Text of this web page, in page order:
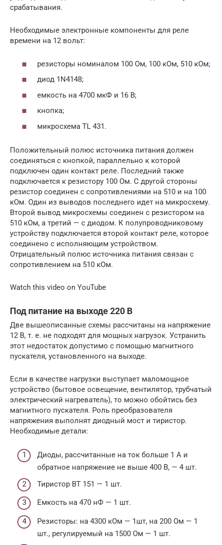
срабатывания.
Необходимые электронные компоненты для реле
времени на 12 вольт:
резисторы номиналом 100 Ом, 100 кОм, 510 кОм;
диод 1N4148;
емкость на 4700 мкФ и 16 В;
кнопка;
микросхема TL 431.
Положительный полюс источника питания должен
соединяться с кнопкой, параллельно к которой
подключен один контакт реле. Последний также
подключается к резистору 100 Ом. С другой стороны
резистор соединен с сопротивлениями на 510 и на 100
кОм. Один из выводов последнего идет на микросхему.
Второй вывод микросхемы соединен с резистором на
510 кОм, а третий — с диодом. К полупроводниковому
устройству подключается второй контакт реле, которое
соединено с исполняющим устройством.
Отрицательный полюс источника питания связан с
сопротивлением на 510 кОм.
Watch this video on YouTube
Под питание на выходе 220 В
Две вышеописанные схемы рассчитаны на напряжение
12 В, т. е. не подходят для мощных нагрузок. Устранить
этот недостаток допустимо с помощью магнитного
пускателя, установленного на выходе.
Если в качестве нагрузки выступает маломощное
устройство (бытовое освещение, вентилятор, трубчатый
электрический нагреватель), то можно обойтись без
магнитного пускателя. Роль преобразователя
напряжения выполнят диодный мост и тиристор.
Необходимые детали:
Диоды, рассчитанные на ток больше 1 А и
обратное напряжение не выше 400 В, — 4 шт.
Тиристор ВТ 151 — 1 шт.
Емкость на 470 нФ — 1 шт.
Резисторы: на 4300 кОм — 1шт, на 200 Ом — 1
шт., регулируемый на 1500 Ом — 1 шт.